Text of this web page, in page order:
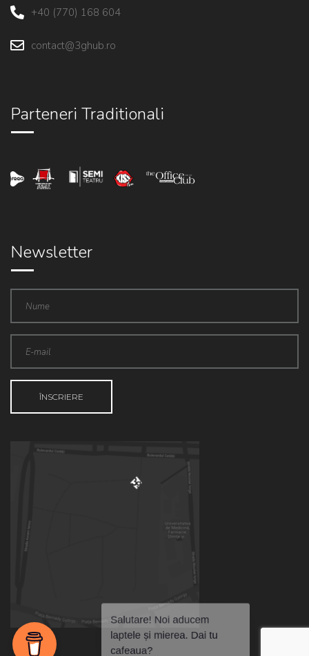
+40 (770) 168 604
contact@3ghub.ro
Parteneri Traditionali
Newsletter